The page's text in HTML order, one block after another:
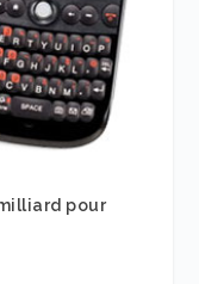
pour